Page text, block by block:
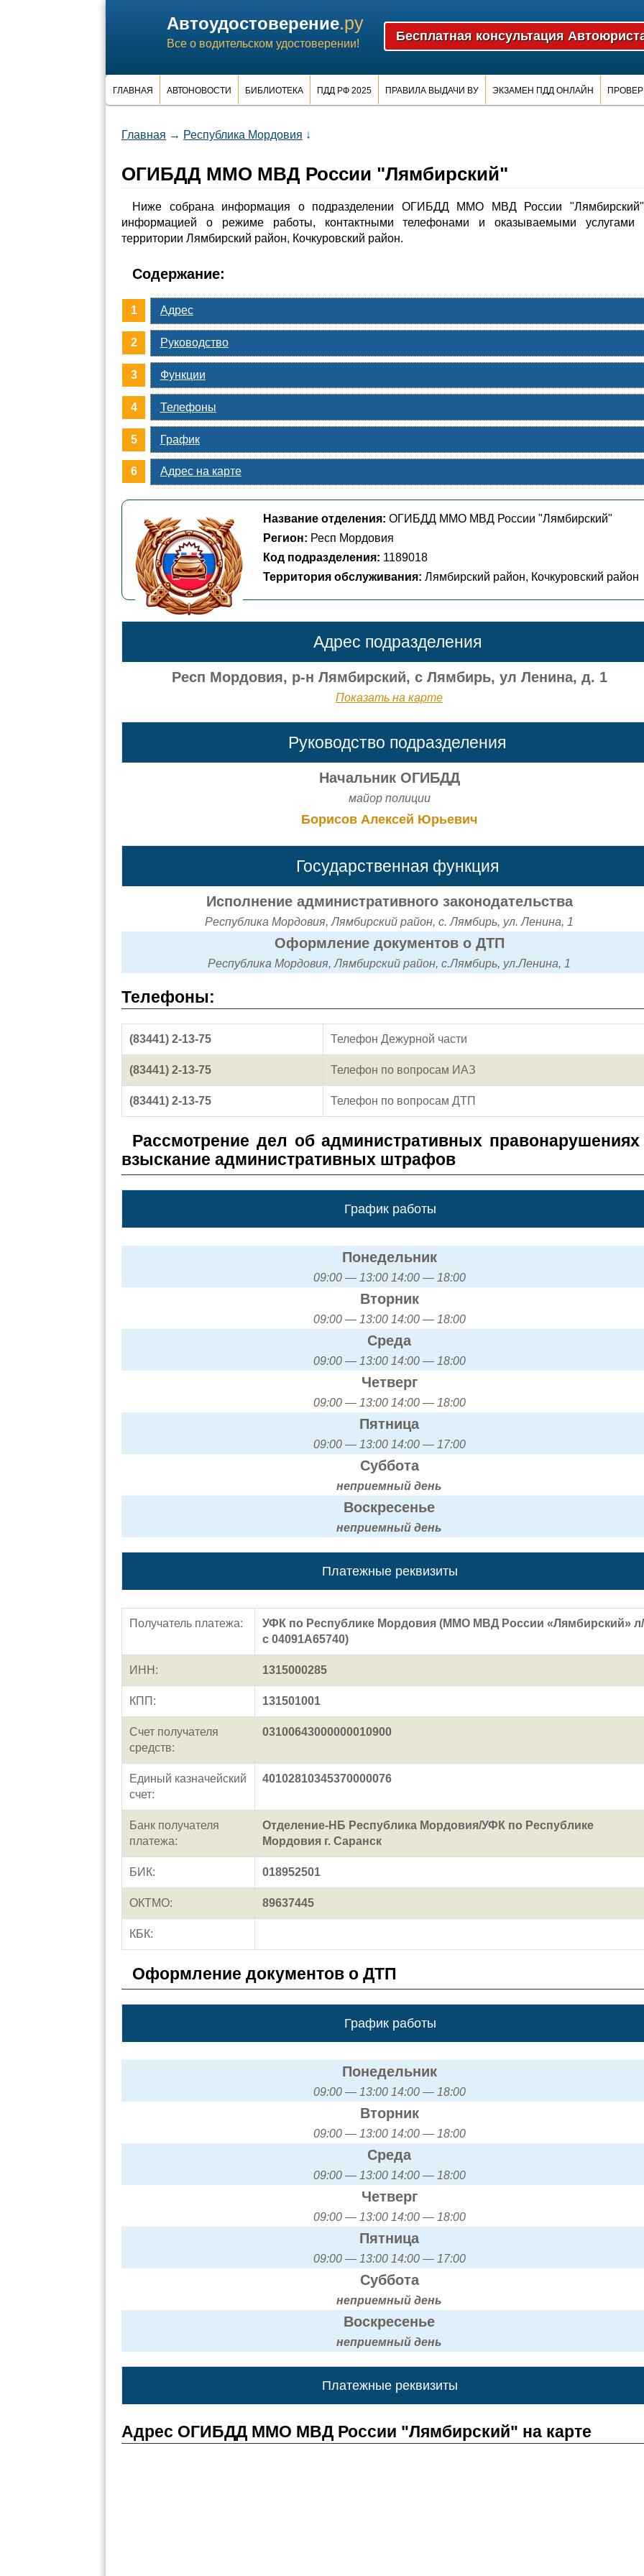
Автоудостоверение.ру
Все о водительском удостоверении!
ГЛАВНАЯ АВТОНОВОСТИ БИБЛИОТЕКА ПДД РФ 2025 ПРАВИЛА ВЫДАЧИ ВУ ЭКЗАМЕН ПДД ОНЛАЙН
Главная → Республика Мордовия ↓
ОГИБДД ММО МВД России "Лямбирский"
Ниже собрана информация о подразделении ОГИБДД ММО МВД России
информацией о режиме работы, контактными телефонами и оказываемыми услугами
территории Лямбирский район, Кочкуровский район.
Содержание:
Адрес
Руководство
Функции
Телефоны
График
Адрес на карте
Название отделения: ОГИБДД ММО МВД России "Лямбирский"
Регион: Респ Мордовия
Код подразделения: 1189018
Территория обслуживания: Лямбирский район, Кочкуровский район
Адрес подразделения
Респ Мордовия, р-н Лямбирский, с Лямбирь, ул Ленина, д. 1
Показать на карте
Руководство подразделения
Начальник ОГИБДД
майор полиции
Борисов Алексей Юрьевич
Государственная функция
Исполнение административного законодательства
Республика Мордовия, Лямбирский район, с. Лямбирь, ул. Ленина, 1
Оформление документов о ДТП
Республика Мордовия, Лямбирский район, с.Лямбирь, ул.Ленина, 1
Телефоны:
(83441) 2-13-75 Телефон Дежурной части
(83441) 2-13-75 Телефон по вопросам ИАЗ
(83441) 2-13-75 Телефон по вопросам ДТП
Рассмотрение дел об административных
взыскание административных штрафов
График работы
Понедельник
09:00 — 13:00 14:00 — 18:00
Вторник
09:00 — 13:00 14:00 — 18:00
Среда
09:00 — 13:00 14:00 — 18:00
Четверг
09:00 — 13:00 14:00 — 18:00
Пятница
09:00 — 13:00 14:00 — 17:00
Суббота
неприемный день
Воскресенье
неприемный день
Платежные реквизиты
Получатель платежа:
УФК по Республике Мордовия (ММО МВД России «Лямбирский» л/
с 04091А65740)
ИНН: 1315000285
КПП: 131501001
Счет получателя
средств:
03100643000000010900
Единый казначейский
счет:
40102810345370000076
Банк получателя
платежа:
Отделение-НБ Республика Мордовия/УФК по Республике
Мордовия г. Саранск
БИК: 018952501
ОКТМО: 89637445
КБК:
Оформление документов о ДТП
График работы
Понедельник
09:00 — 13:00 14:00 — 18:00
Вторник
09:00 — 13:00 14:00 — 18:00
Среда
09:00 — 13:00 14:00 — 18:00
Четверг
09:00 — 13:00 14:00 — 18:00
Пятница
09:00 — 13:00 14:00 — 17:00
Суббота
неприемный день
Воскресенье
неприемный день
Платежные реквизиты
Адрес ОГИБДД ММО МВД России "Лямбирский" на карте